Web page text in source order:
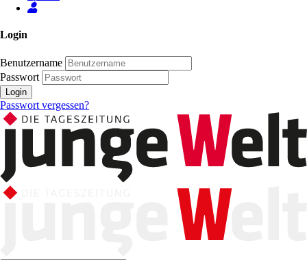
Login
Benutzername
Passwort
Login
Passwort vergessen?